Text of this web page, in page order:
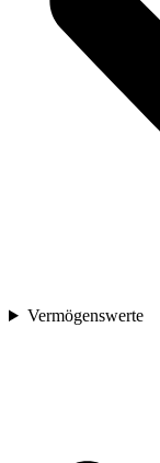
Vermögenswerte